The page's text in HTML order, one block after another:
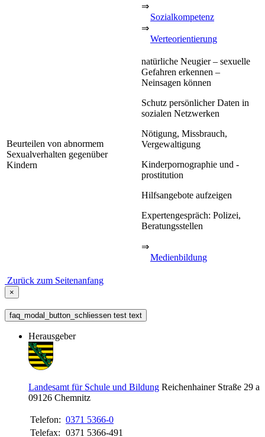
⇒
Sozialkompetenz
⇒
Werteorientierung
Beurteilen von abnormem
Sexualverhalten gegenüber
Kindern
natürliche Neugier – sexuelle
Gefahren erkennen –
Neinsagen können
Schutz persönlicher Daten in
sozialen Netzwerken
Nötigung, Missbrauch,
Vergewaltigung
Kinderpornographie und -
prostitution
Hilfsangebote aufzeigen
Expertengespräch: Polizei,
Beratungsstellen
⇒
Medienbildung
Zurück zum Seitenanfang
×
faq_modal_button_schliessen test text
Herausgeber
Landesamt für Schule und Bildung Reichenhainer Straße 29 a
09126 Chemnitz
Telefon: 0371 5366-0
Telefax: 0371 5366-491